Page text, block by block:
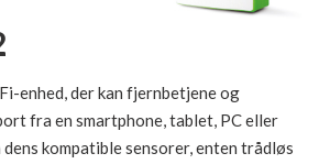
enhed, der kan fjernbetjene og
fra en smartphone, tablet, PC eller
dens kompatible sensorer, enten trådløs